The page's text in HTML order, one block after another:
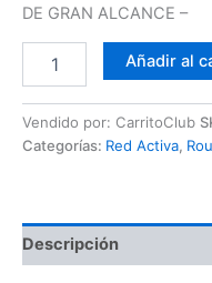
DE GRAN ALCANCE –
Añadir al
Vendido por: CarritoClub
Categorías: Red Activa,
Descripción